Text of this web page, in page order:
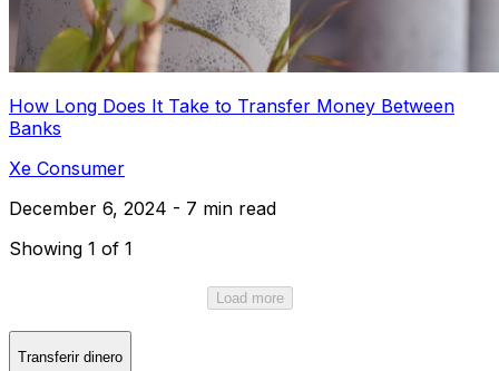
How Long Does It Take to Transfer Money Between
Banks
Xe Consumer
December 6, 2024 - 7 min read
Showing 1 of 1
Load more
Transferir dinero